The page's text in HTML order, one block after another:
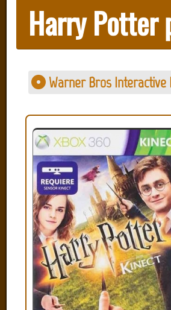
Harry Potter
Warner Bros Interactive